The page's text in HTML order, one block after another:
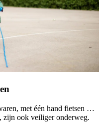
met één hand fietsen …
zijn ook veiliger onderweg.